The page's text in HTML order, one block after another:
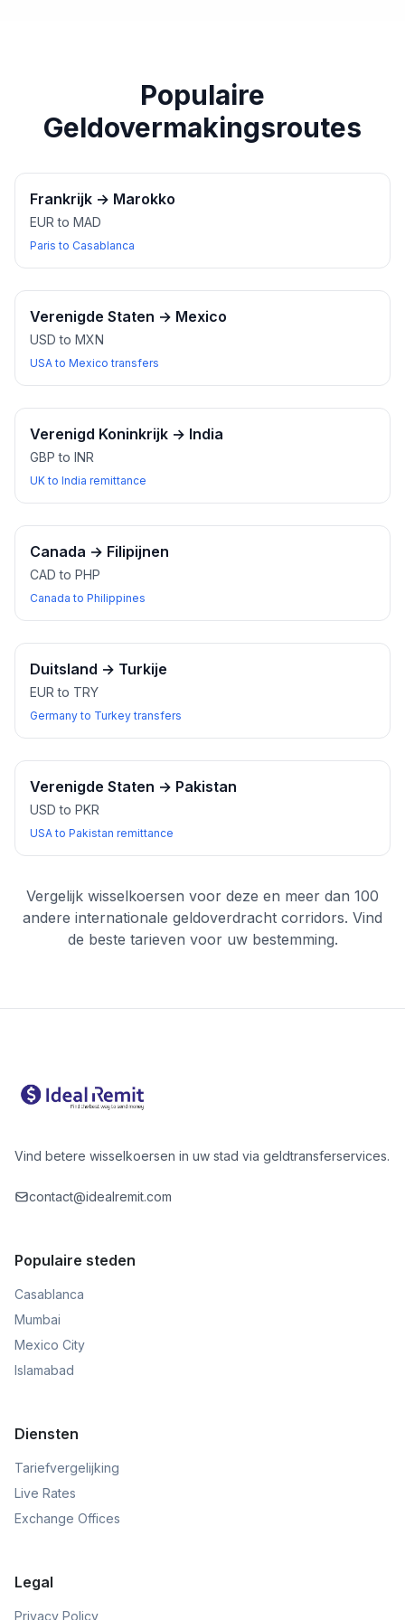
Populaire
Geldovermakingsroutes
Frankrijk → Marokko
EUR to MAD
Paris to Casablanca
Verenigde Staten → Mexico
USD to MXN
USA to Mexico transfers
Verenigd Koninkrijk → India
GBP to INR
UK to India remittance
Canada → Filipijnen
CAD to PHP
Canada to Philippines
Duitsland → Turkije
EUR to TRY
Germany to Turkey transfers
Verenigde Staten → Pakistan
USD to PKR
USA to Pakistan remittance
Vergelijk wisselkoersen voor deze en meer dan 100
andere internationale geldoverdracht corridors. Vind
de beste tarieven voor uw bestemming.
Vind betere wisselkoersen in uw stad via geldtransferservices.
contact@idealremit.com
Populaire steden
Casablanca
Mumbai
Mexico City
Islamabad
Diensten
Tariefvergelijking
Live Rates
Exchange Offices
Legal
Privacy Policy